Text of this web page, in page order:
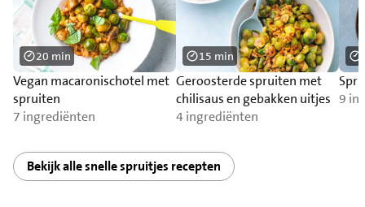
Vegan macaronischotel met
spruiten
7 ingrediënten
20 min
Geroosterde spruiten met
chilisaus en gebakken uitjes
4 ingrediënten
15 min
9
Bekijk alle snelle spruitjes recepten